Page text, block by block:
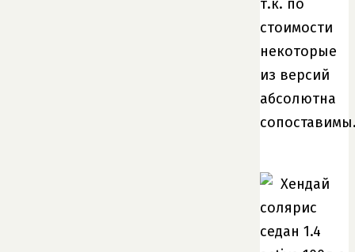
т.к. по
стоимости
некоторые
из версий
абсолютна